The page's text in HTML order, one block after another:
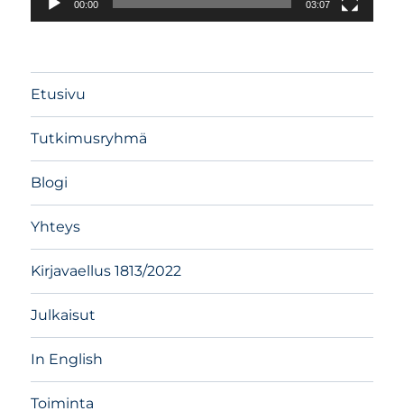
00:00 03:07
Etusivu
Tutkimusryhmä
Blogi
Yhteys
Kirjavaellus 1813/2022
Julkaisut
In English
Toiminta